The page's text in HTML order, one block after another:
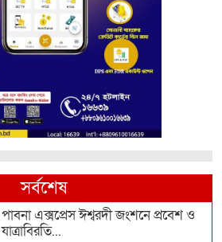
সর্বশেষ
পাবনা এক্সপ্রেস ঈশ্বরদী জংশনে প্রবেশ ও
যাত্রাবিরতি...